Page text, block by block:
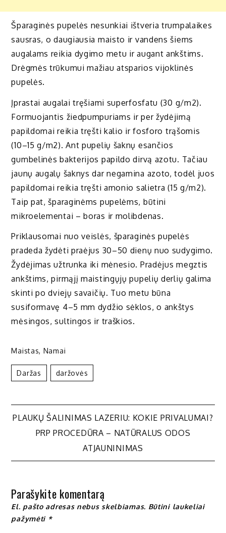
Šparaginės pupelės nesunkiai ištveria trumpalaikes
sausras, o daugiausia maisto ir vandens šiems
augalams reikia dygimo metu ir augant ankštims.
Drėgmės trūkumui mažiau atsparios vijoklinės
pupelės.
Įprastai augalai tręšiami superfosfatu (30 g/m2).
Formuojantis žiedpumpuriams ir per žydėjimą
papildomai reikia tręšti kalio ir fosforo trąšomis
(10–15 g/m2). Ant pupelių šaknų esančios
gumbelinės bakterijos papildo dirvą azotu. Tačiau
jaunų augalų šaknys dar negamina azoto, todėl juos
papildomai reikia tręšti amonio salietra (15 g/m2).
Taip pat, šparaginėms pupelėms, būtini
mikroelementai – boras ir molibdenas.
Priklausomai nuo veislės, šparaginės pupelės
pradeda žydėti praėjus 30–50 dienų nuo sudygimo.
Žydėjimas užtrunka iki mėnesio. Pradėjus megztis
ankštims, pirmąjį maistingųjų pupelių derlių galima
skinti po dviejų savaičių. Tuo metu būna
susiformavę 4–5 mm dydžio sėklos, o ankštys
mėsingos, sultingos ir traškios.
Maistas, Namai
Daržas Daržovės
Navigacija
PLAUKŲ ŠALINIMAS LAZERIU: KOKIE PRIVALUMAI?
PRP PROCEDŪRA – NATŪRALUS ODOS
ATJAUNINIMAS
Parašykite komentarą
El. pašto adresas nebus skelbiamas. Būtini laukeliai
pažymėti *